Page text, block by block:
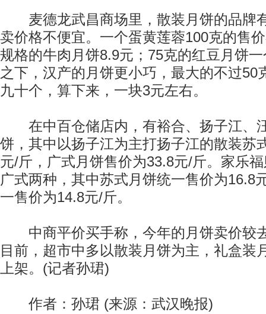
麦德龙武昌商场里，散装月饼的品牌
卖价格不便宜。一个蛋黄莲蓉100克的售
规格的牛肉月饼8.9元；75克的红豆月饼
之下，汉产的月饼更小巧，最大的不过50
九十个，算下来，一块3元左右。
在中百仓储店内，有裕合、扬子江、
饼，其中以扬子江为主打扬子江的散装苏
元/斤，广式月饼售价为33.8元/斤。家乐
广式两种，其中苏式月饼统一售价为16.8
一售价为14.8元/斤。
中商平价买手称，今年的月饼卖价较
目前，超市中多以散装月饼为主，礼盒装
上架。(记者孙珺)
作者：孙珺 (来源：武汉晚报)